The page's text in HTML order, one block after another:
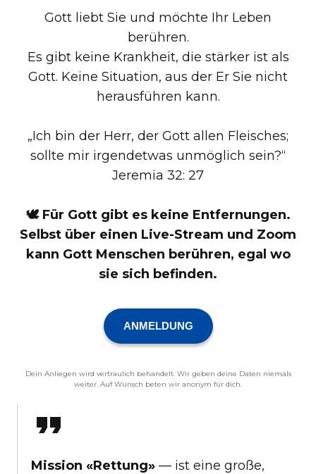
Gott liebt Sie und möchte Ihr Leben
berühren.
Es gibt keine Krankheit, die stärker ist als
Gott. Keine Situation, aus der Er Sie nicht
herausführen kann.
„Ich bin der Herr, der Gott allen Fleisches;
sollte mir irgendetwas unmöglich sein?“
Jeremia 32: 27
🕊️ Für Gott gibt es keine Entfernungen.
Selbst über einen Live-Stream und Zoom
kann Gott Menschen berühren, egal wo
sie sich befinden.
ANMELDUNG
Dein Anliegen wird vertraulich behandelt. Wir geben deine Daten niemals
weiter. Auf Wunsch beten wir anonym für dich.
Mission «Rettung» — ist eine große,